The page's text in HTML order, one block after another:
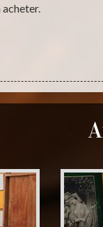
acheter.